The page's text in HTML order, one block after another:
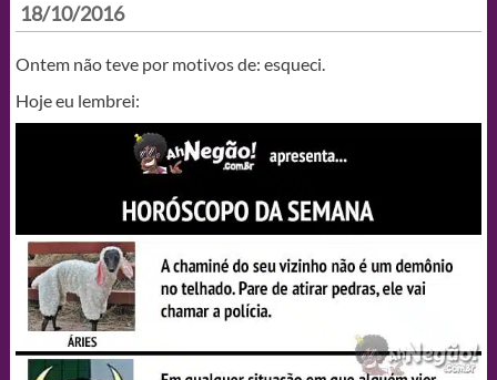
18/10/2016
Ontem não teve por motivos de: esqueci.
Hoje eu lembrei: